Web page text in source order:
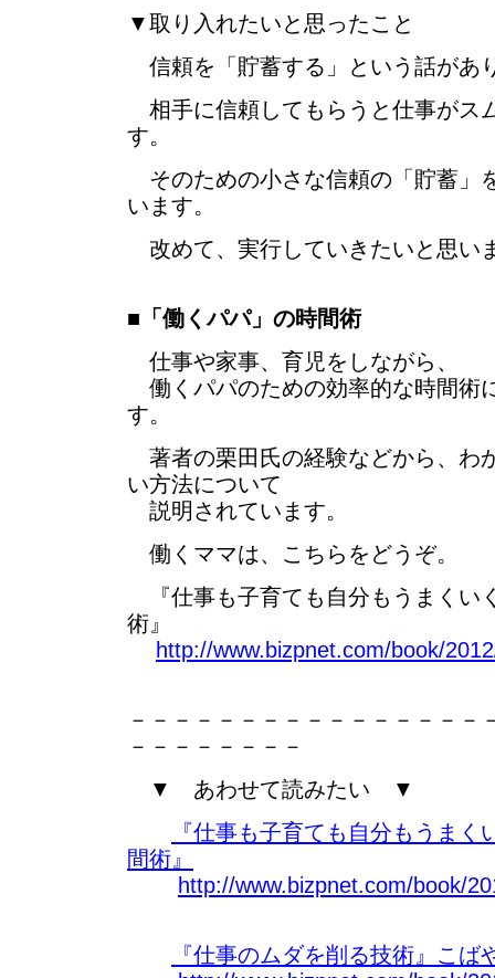
▼取り入れたいと思ったこと
信頼を「貯蓄する」という話があ
相手に信頼してもらうと仕事がス
す。
そのための小さな信頼の「貯蓄」
います。
改めて、実行していきたいと思い
■ 「働くパパ」の時間術
仕事や家事、育児をしながら、
働くパパのための効率的な時間術
す。
著者の栗田氏の経験などから、わ
い方法について
説明されています。
働くママは、こちらをどうぞ。
『仕事も子育ても自分もうまくい
術』
http://www.bizpnet.com/book/
－－－－－－－－－－－－－－－－
－－－－－－－－
▼ あわせて読みたい ▼
『仕事も子育ても自分もうま
間術』
http://www.bizpnet.com/book/
『仕事のムダを削る技術』こば